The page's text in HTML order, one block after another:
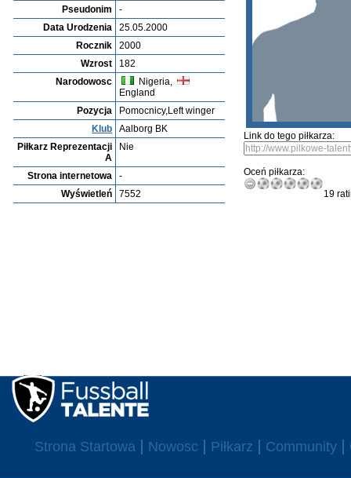
Pseudonim
-
Data Urodzenia
25.05.2000
Rocznik
2000
Wzrost
182
Narodowosc
Nigeria,
England
Pozycja
Pomocnicy,Left winger
Klub
Aalborg BK
Piłkarz Reprezentacji
A
Nie
Strona internetowa
-
Wyświetleń
7552
Link do tego piłkarza:
Oceń piłkarza:
19
Strona Startowa Nowosc Piłkarz Community